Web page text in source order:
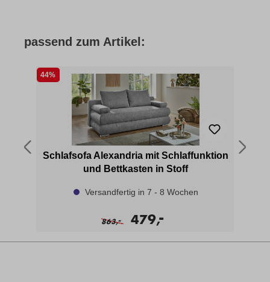
passend zum Artikel:
44%
Schlafsofa Alexandria mit Schlaffunktion
und Bettkasten in Stoff
Versandfertig in 7 - 8 Wochen
863,
- 479,
-